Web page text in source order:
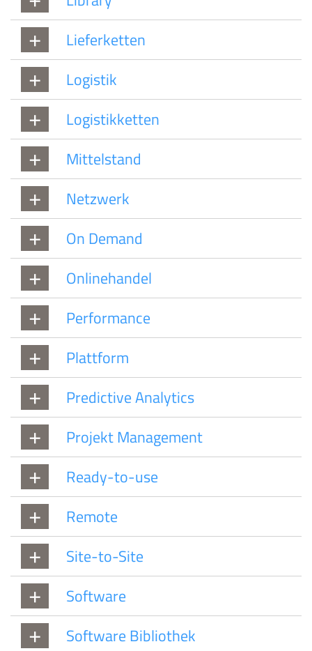
Lieferketten
Logistik
Logistikketten
Mittelstand
Netzwerk
On Demand
Onlinehandel
Performance
Plattform
Predictive Analytics
Projekt Management
Ready-to-use
Remote
Site-to-Site
Software
Software Bibliothek